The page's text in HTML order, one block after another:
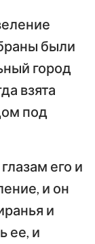
были
город
взята
под
его и
и он
и
ее, и